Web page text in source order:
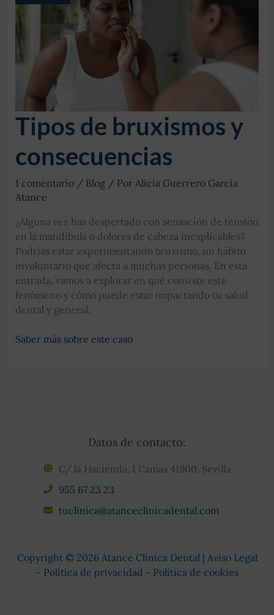
Tipos de bruxismos y
consecuencias
1 comentario / Blog/ Por Alicia Guerrero García
Atance
¿Alguna vez has despertado con sensación de tensión
en la mandíbula o dolores de cabeza inexplicables?
Podrías estar experimentando bruxismo, un hábito
involuntario que afecta a muchas personas. En esta
entrada, vamos a explorar en qué consiste este
fenómeno y cómo puede estar impactando tu salud
dental y general.
Tipos
Saber más sobre este caso
Datos de contacto:
C/ la Hacienda, 1 Camas 41900, Sevilla
955 67 23 23
tuclinica@atanceclinicadental.com
Copyright © 2026 Atance Clínica Dental | Aviso Legal
- Política de privacidad - Política de cookies